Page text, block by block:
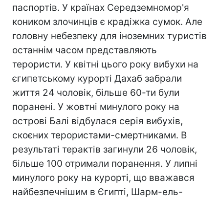
паспортів. У країнах Середземномор'я
коником злочинців є крадіжка сумок. Але
головну небезпеку для іноземних туристів
останнім часом представляють
терористи. У квітні цього року вибухи на
єгипетському курорті Дахаб забрали
життя 24 чоловік, більше 60-ти були
поранені. У жовтні минулого року на
острові Балі відбулася серія вибухів,
скоєних терористами-смертниками. В
результаті терактів загинули 26 чоловік,
більше 100 отримали поранення. У липні
минулого року на курорті, що вважався
найбезпечнішим в Єгипті, Шарм-ель-